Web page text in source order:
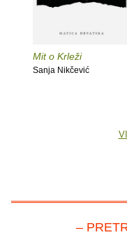
Mit o Krleži
Sanja Nikčević
–